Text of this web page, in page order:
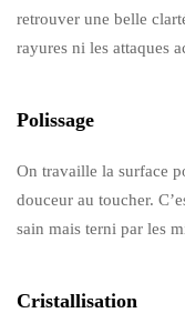
retrouver une belle
rayures ni les attaques
Polissage
On travaille la surface
douceur au toucher.
sain mais terni par les
Cristallisation